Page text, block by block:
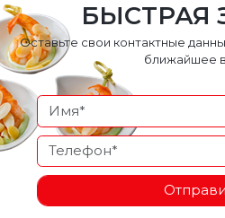
БЫСТРАЯ
Оставьте свои контактные
ближайшее